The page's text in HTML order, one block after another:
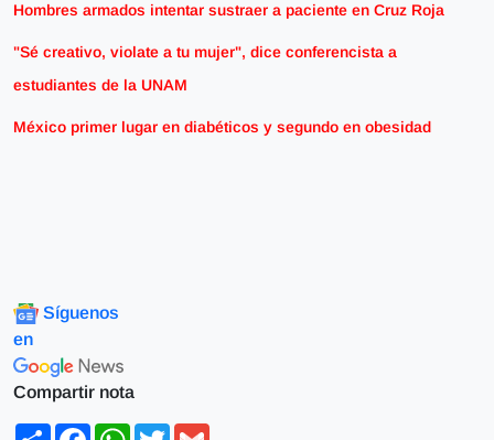
Hombres armados intentar sustraer a paciente en Cruz Roja
"Sé creativo, violate a tu mujer", dice conferencista a
estudiantes de la UNAM
México primer lugar en diabéticos y segundo en obesidad
Síguenos
en
Compartir nota
ShareFacebookWhatsApp
Twitter